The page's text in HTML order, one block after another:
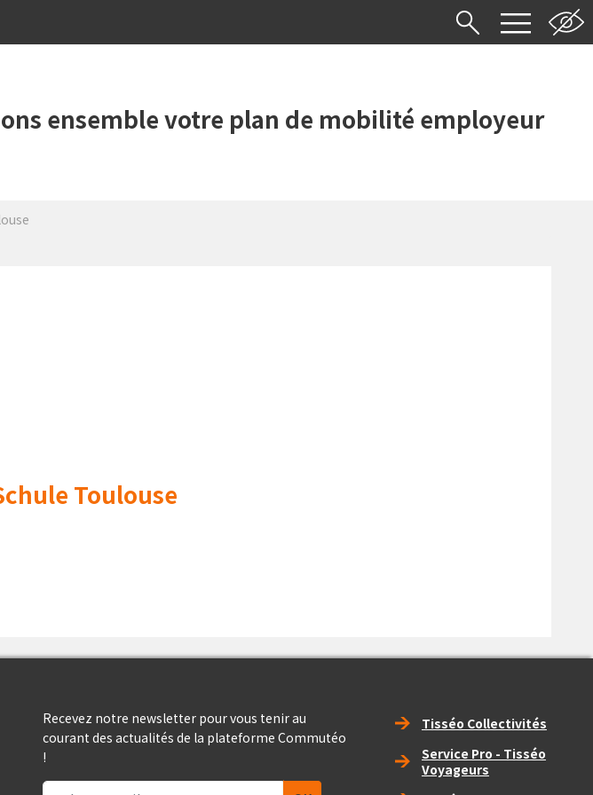
ensemble votre plan de mobilité employeur
Toulouse
Recevez notre newsletter pour vous tenir au
courant des actualités de la plateforme Commutéo
!
Right_footer
Tisséo Collectivités
Service Pro - Tisséo
Voyageurs